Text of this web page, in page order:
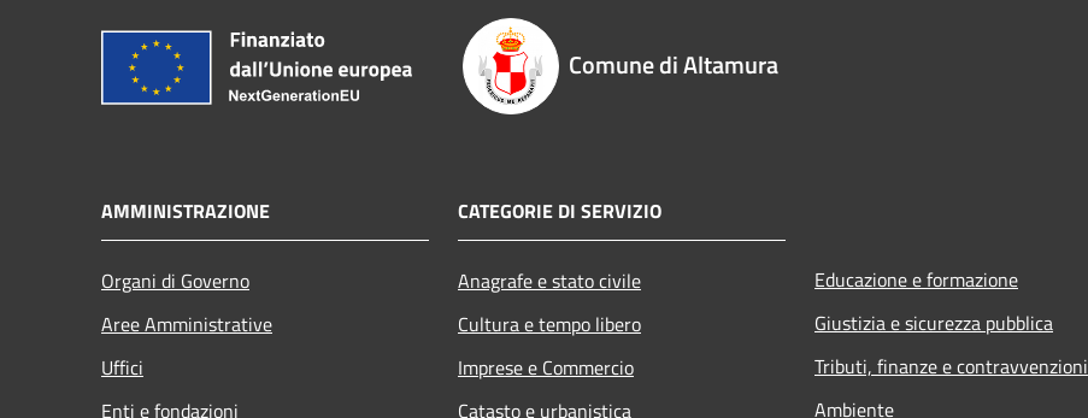
Comune di Altamura
AMMINISTRAZIONE
Organi di Governo
Aree Amministrative
Uffici
Enti e fondazioni
CATEGORIE DI SERVIZIO
Anagrafe e stato civile
Cultura e tempo libero
Imprese e Commercio
Catasto e urbanistica
Educazione e formazione
Giustizia e sicurezza pubblica
Tributi, finanze e contravvenzioni
Ambiente